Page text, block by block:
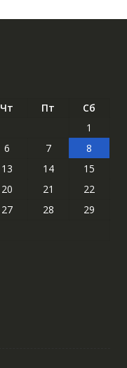
Чт Пт
Сб
1
6 7
8
13 14
15
20 21
22
27 28
29